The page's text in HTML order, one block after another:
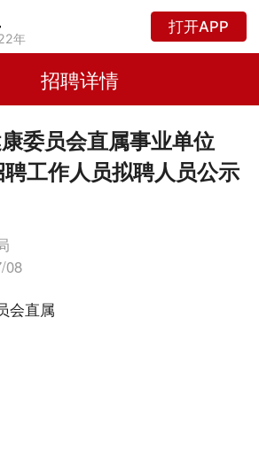
年
打开APP
招聘详情
委员会直属事业单位
工作人员拟聘人员公示
08
会直属